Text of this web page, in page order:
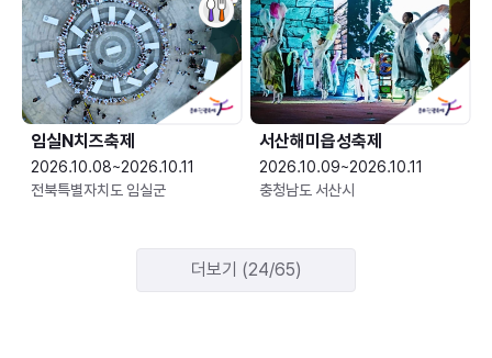
임실N치즈축제
2026.10.08~2026.10.11
전북특별자치도 임실군
서산해미읍성축제
2026.10.09~2026.10.11
충청남도 서산시
더보기 (24/65)